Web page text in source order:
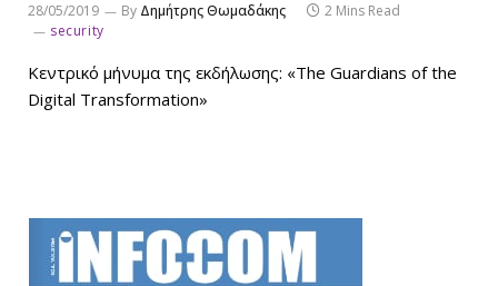
28/05/2019 By Δημήτρης Θωμαδάκης
2 Mins Read
security
Κεντρικό μήνυμα της εκδήλωσης: «The Guardians of the
Digital Transformation»